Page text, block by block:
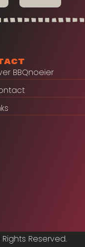
BBQnoeier
Reserved.